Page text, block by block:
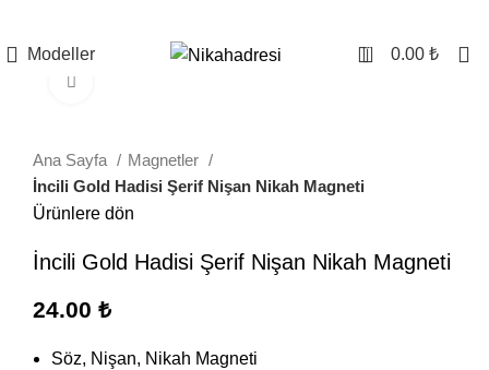
Modeller 0 0.00 ₺
Ana Sayfa
Magnetler
İncili Gold Hadisi Şerif Nişan Nikah Magneti
Ürünlere dön
İncili Gold Hadisi Şerif Nişan Nikah Magneti
24.00 ₺
Söz, Nişan, Nikah Magneti